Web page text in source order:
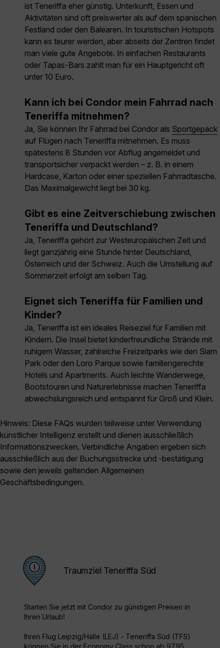
ist Teneriffa eher günstig. Unterkunft, Essen und
Aktivitäten sind oft preiswerter als auf dem spanischen
Festland oder den Balearen. In touristischen Hotspots
kann es teurer werden, aber abseits der Zentren findet
man viele gute Angebote. In einfachen Restaurants
oder Tapas-Bars zahlt man für ein Hauptgericht oft
unter 10 Euro.
Kann ich bei Condor mein Fahrrad nach
Teneriffa mitnehmen?
Ja, Sie können Ihr Fahrrad bei Condor als Sportgepäck
auf Flügen nach Teneriffa mitnehmen. Es muss
spätestens 8 Stunden vor Abflug angemeldet und
transportsicher verpackt werden – z. B. in einem
Hardcase, Karton oder einer speziellen Fahrradtasche.
Das Maximalgewicht liegt bei 30 kg.
Gibt es eine Zeitverschiebung zwischen
Teneriffa und Deutschland?
Ja, Teneriffa gehört zur Westeuropäischen Zeit und
liegt ganzjährig eine Stunde hinter Deutschland,
Österreich und der Schweiz. Auch die Umstellung auf
Sommerzeit erfolgt am selben Tag.
Eignet sich Teneriffa für Familien und
Kinder?
Ja, Teneriffa ist ein ideales Reiseziel für Familien mit
Kindern. Die Insel bietet kinderfreundliche Strände mit
ruhigem Wasser, zahlreiche Freizeitparks wie den Siam
Park oder den Loro Parque sowie familiengerechte
Hotels und Apartments. Auch leichte Wanderwege,
Bootstouren und Naturerlebnisse machen Teneriffa
abwechslungsreich und entspannt für Groß und Klein.
Hinweis: Diese FAQs wurden teilweise unter Verwendung
künstlicher Intelligenz erstellt und dienen ausschließlich
Informationszwecken. Verbindliche Angaben ergeben sich
ausschließlich aus der Buchungsstrecke und -bestätigung
sowie den jeweils geltenden Allgemeinen
Geschäftsbedingungen.
Traumziel Teneriffa Süd
Starten Sie jetzt mit Condor zu günstigen Preisen in
Ihren Urlaub!
Ihren Flug Leipzig/Halle (LEJ) - Teneriffa Süd (TFS)